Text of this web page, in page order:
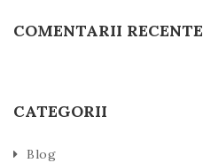
COMENTARII RECENTE
CATEGORII
Blog